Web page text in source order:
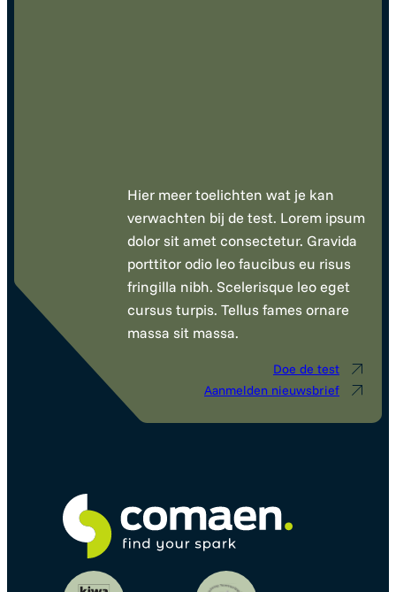
Hier meer toelichten wat je kan
verwachten bij de test. Lorem ipsum
dolor sit amet consectetur. Gravida
porttitor odio leo faucibus eu risus
fringilla nibh. Scelerisque leo eget
cursus turpis. Tellus fames ornare
massa sit massa.
Doe de test
Aanmelden nieuwsbrief